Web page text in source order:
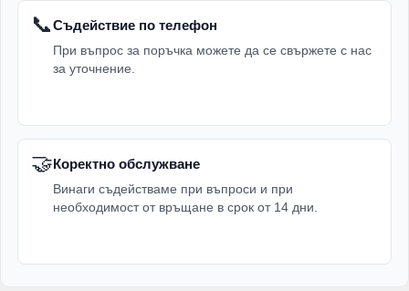
📞Съдействие по телефон
При въпрос за поръчка можете да се свържете с нас
за уточнение.
🤝Коректно обслужване
Винаги съдействаме при въпроси и при
необходимост от връщане в срок от 14 дни.